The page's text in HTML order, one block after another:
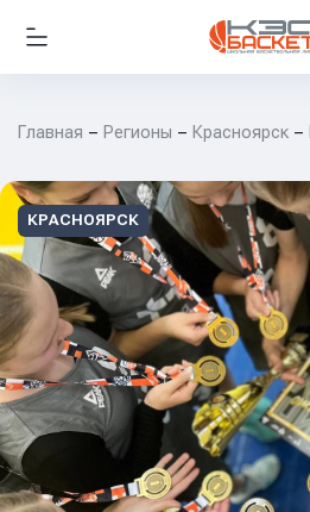
Главная Регионы Красноярск
КРАСНОЯРСК